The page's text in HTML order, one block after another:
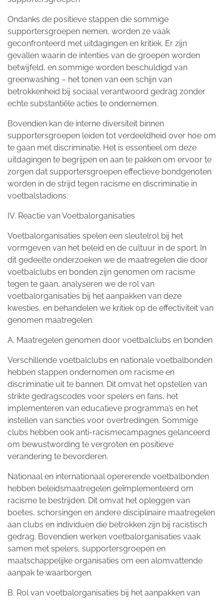
Ondanks de positieve stappen die sommige
supportersgroepen nemen, worden ze vaak
geconfronteerd met uitdagingen en kritiek. Er zijn
gevallen waarin de intenties van de groepen worden
betwijfeld, en sommige worden beschuldigd van
greenwashing – het tonen van een schijn van
betrokkenheid bij sociaal verantwoord gedrag zonder
echte substantiële acties te ondernemen.
Bovendien kan de interne diversiteit binnen
supportersgroepen leiden tot verdeeldheid over hoe om
te gaan met discriminatie. Het is essentieel om deze
uitdagingen te begrijpen en aan te pakken om ervoor te
zorgen dat supportersgroepen effectieve bondgenoten
worden in de strijd tegen racisme en discriminatie in
voetbalstadions.
IV. Reactie van Voetbalorganisaties
Voetbalorganisaties spelen een sleutelrol bij het
vormgeven van het beleid en de cultuur in de sport. In
dit gedeelte onderzoeken we de maatregelen die door
voetbalclubs en bonden zijn genomen om racisme
tegen te gaan, analyseren we de rol van
voetbalorganisaties bij het aanpakken van deze
kwesties, en behandelen we kritiek op de effectiviteit van
genomen maatregelen.
A. Maatregelen genomen door voetbalclubs en bonden
Verschillende voetbalclubs en nationale voetbalbonden
hebben stappen ondernomen om racisme en
discriminatie uit te bannen. Dit omvat het opstellen van
strikte gedragscodes voor spelers en fans, het
implementeren van educatieve programma’s en het
instellen van sancties voor overtredingen. Sommige
clubs hebben ook anti-racismecampagnes gelanceerd
om bewustwording te vergroten en positieve
verandering te bevorderen.
Nationaal en internationaal opererende voetbalbonden
hebben beleidsmaatregelen geïmplementeerd om
racisme te bestrijden. Dit omvat het opleggen van
boetes, schorsingen en andere disciplinaire maatregelen
aan clubs en individuen die betrokken zijn bij racistisch
gedrag. Bovendien werken voetbalorganisaties vaak
samen met spelers, supportersgroepen en
maatschappelijke organisaties om een alomvattende
aanpak te waarborgen.
B. Rol van voetbalorganisaties bij het aanpakken van